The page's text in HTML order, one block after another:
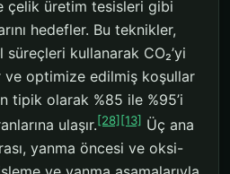
çelik üretim tesisleri gibi
hedefler. Bu teknikler,
kullanarak CO₂’yi
ve optimize edilmiş koşullar
tipik olarak %85 ile %95’i
ulaşır.[28] [13] Üç ana
yanma öncesi ve oksi-